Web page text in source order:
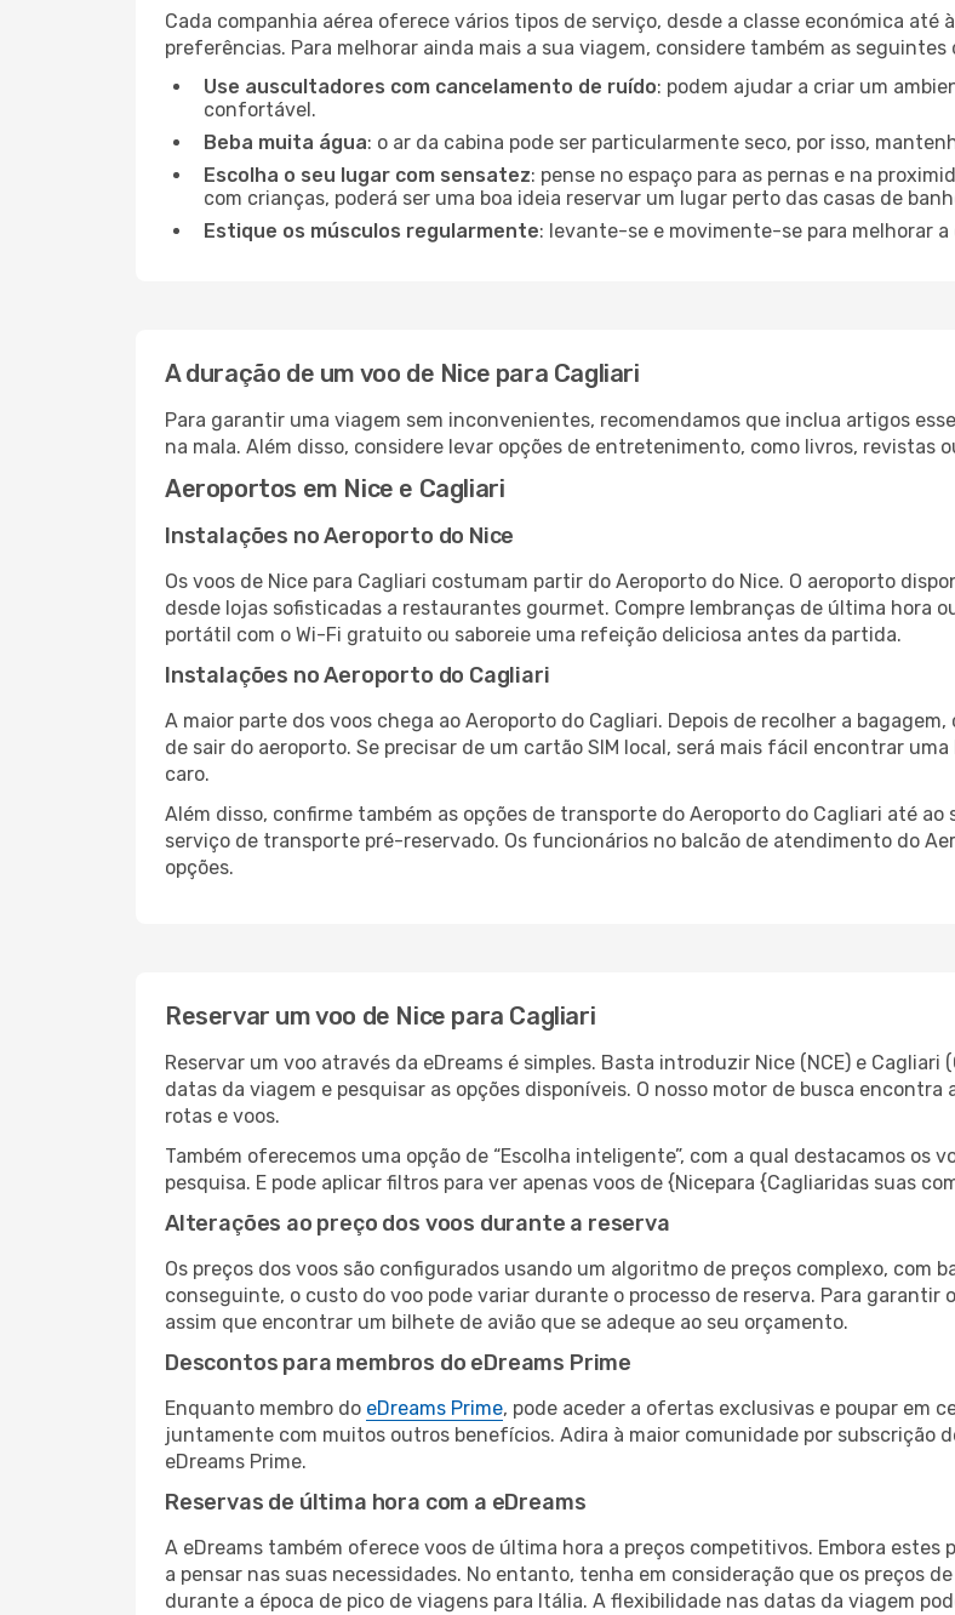
Cada companhia aérea oferece vários tipos de serviço, desde a classe económica
preferências. Para melhorar ainda mais a sua viagem, considere também as seguintes
Use auscultadores com cancelamento de ruído: podem ajudar a criar um
confortável.
Beba muita água: o ar da cabina pode ser particularmente seco, por isso,
Escolha o seu lugar com sensatez: pense no espaço para as pernas e na
com crianças, poderá ser uma boa ideia reservar um lugar perto das casas de
Estique os músculos regularmente: levante-se e movimente-se para melhorar
A duração de um voo de Nice para Cagliari
Para garantir uma viagem sem inconvenientes, recomendamos que inclua artigos
na mala. Além disso, considere levar opções de entretenimento, como livros, revistas
Aeroportos em Nice e Cagliari
Instalações no Aeroporto do Nice
Os voos de Nice para Cagliari costumam partir do Aeroporto do Nice. O aeroporto
desde lojas sofisticadas a restaurantes gourmet. Compre lembranças de última hora
portátil com o Wi-Fi gratuito ou saboreie uma refeição deliciosa antes da partida.
Instalações no Aeroporto do Cagliari
A maior parte dos voos chega ao Aeroporto do Cagliari. Depois de recolher a
de sair do aeroporto. Se precisar de um cartão SIM local, será mais fácil encontrar
caro.
Além disso, confirme também as opções de transporte do Aeroporto do Cagliari até
serviço de transporte pré-reservado. Os funcionários no balcão de atendimento do
opções.
Reservar um voo de Nice para Cagliari
Reservar um voo através da eDreams é simples. Basta introduzir Nice (NCE) e
datas da viagem e pesquisar as opções disponíveis. O nosso motor de busca
rotas e voos.
Também oferecemos uma opção de “Escolha inteligente”, com a qual destacamos os
pesquisa. E pode aplicar filtros para ver apenas voos de {Nicepara {Cagliaridas suas
Alterações ao preço dos voos durante a reserva
Os preços dos voos são configurados usando um algoritmo de preços complexo, com
conseguinte, o custo do voo pode variar durante o processo de reserva. Para garantir
assim que encontrar um bilhete de avião que se adeque ao seu orçamento.
Descontos para membros do eDreams Prime
Enquanto membro do eDreams Prime, pode aceder a ofertas exclusivas e poupar em
juntamente com muitos outros benefícios. Adira à maior comunidade por subscrição
eDreams Prime.
Reservas de última hora com a eDreams
A eDreams também oferece voos de última hora a preços competitivos. Embora estes
a pensar nas suas necessidades. No entanto, tenha em consideração que os preços
durante a época de pico de viagens para Itália. A flexibilidade nas datas da viagem